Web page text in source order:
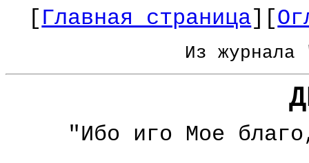
[Главная страница][
Из журнала
"Ибо иго Мое